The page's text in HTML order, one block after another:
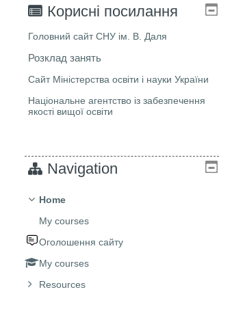
Корисні посилання
Головний сайт СНУ ім. В. Даля
Розклад занять
Сайт Міністерства освіти і науки України
Національне агентство із забезпечення
якості вищої освіти
Navigation
Home
My courses
Оголошення сайту
My courses
Resources